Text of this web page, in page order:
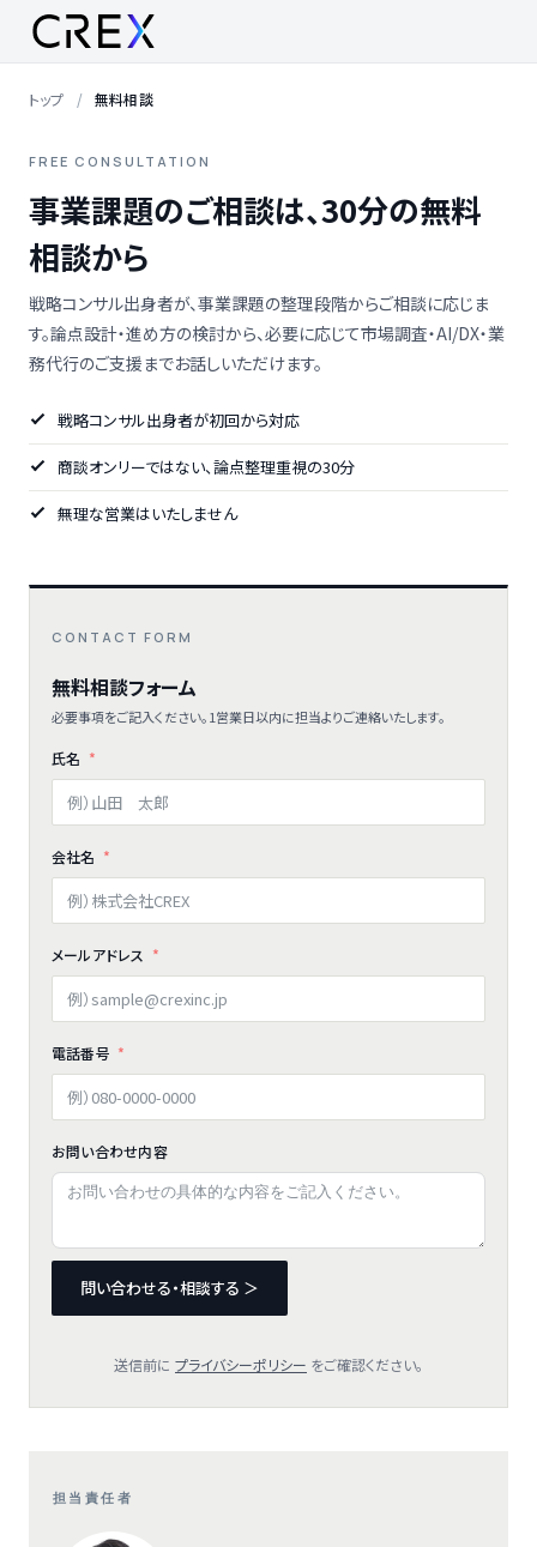
トップ 無料相談
FREE CONSULTATION
事業課題のご相談は、30分の無料
相談から
戦略コンサル出身者が、事業課題の整理段階からご相談に応じま
す。論点設計・進め方の検討から、必要に応じて市場調査・AI/DX・業
務代行のご支援までお話しいただけます。
戦略コンサル出身者が初回から対応
商談オンリーではない、論点整理重視の30分
無理な営業はいたしません
CONTACT FORM
無料相談フォーム
必要事項をご記入ください。1営業日以内に担当よりご連絡いたします。
氏名
会社名
メールアドレス
電話番号
お問い合わせ内容
問い合わせる・相談する ＞
送信前に プライバシーポリシー をご確認ください。
担当責任者